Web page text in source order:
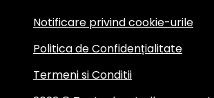
Notificare privind cookie-urile
Politica de Confidențialitate
Termeni si Conditii